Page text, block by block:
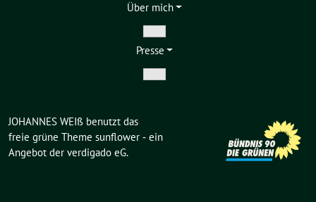
Über mich
Zeige
Untermenü
Presse
Zeige
JOHANNES WEIß benutzt das
freie grüne Theme sunflower ‐ ein
Angebot der verdigado eG.